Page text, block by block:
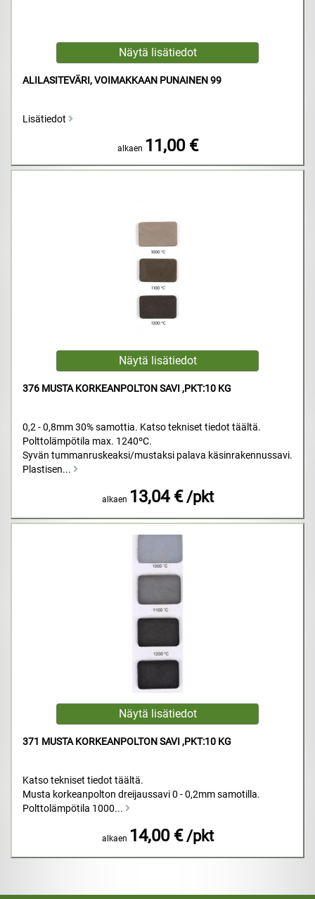
ALILASITEVÄRI, VOIMAKKAAN PUNAINEN 99
Lisätiedot
alkaen 11,00 €
376 MUSTA KORKEANPOLTON SAVI ,PKT:10 KG
0,2 - 0,8mm 30% samottia. Katso tekniset tiedot täältä.
Polttolämpötila max. 1240ºC.
Syvän tummanruskeaksi/mustaksi palava käsinrakennussavi.
Plastisen...
alkaen 13,04 € /pkt
371 MUSTA KORKEANPOLTON SAVI ,PKT:10 KG
Katso tekniset tiedot täältä.
Musta korkeanpolton dreijaussavi 0 - 0,2mm samotilla.
Polttolämpötila 1000...
alkaen 14,00 € /pkt